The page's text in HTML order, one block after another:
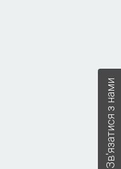
Зв'язатися з нами